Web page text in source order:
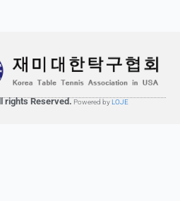
rights Reserved. Powered by LOJE